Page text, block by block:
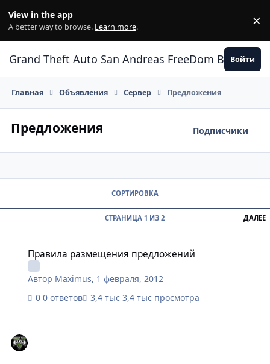
View in the app
A better way to browse. Learn more. ×
Grand Theft Auto San Andreas FreeDom Воронеж
Войти
Главная Объявления Сервер Предложения
Предложения Подписчики
ДАЛЕЕ
СТРАНИЦА 1 ИЗ 2
СОРТИРОВКА
Правила размещения предложений
Автор Maximus, 1 февраля, 2012
0 ответов
3,4 тыс просмотра